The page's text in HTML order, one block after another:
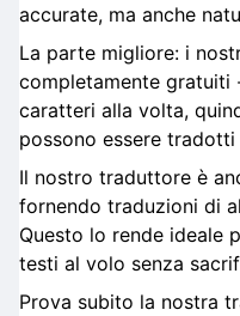
accurate, ma anche
La parte migliore: i
completamente gratuiti
caratteri alla volta,
possono essere
Il nostro traduttore è
fornendo traduzioni di
Questo lo rende ideale
testi al volo senza
Prova subito la nostra